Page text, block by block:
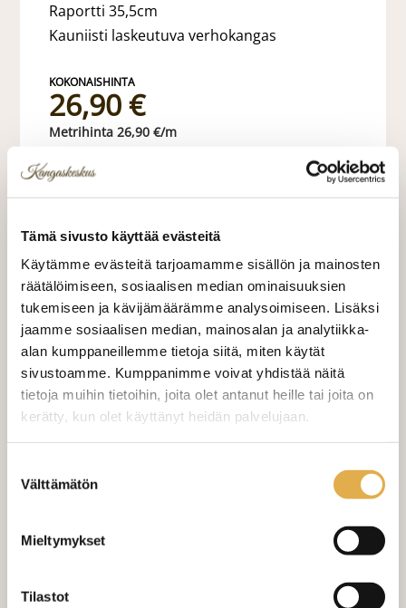
Tämä sivusto käyttää evästeitä
Käytämme evästeitä tarjoamamme sisällön ja mainosten
räätälöimiseen, sosiaalisen median ominaisuuksien
tukemiseen ja kävijämäärämme analysoimiseen. Lisäksi
jaamme sosiaalisen median, mainosalan ja analytiikka-
alan kumppaneillemme tietoja siitä, miten käytät
sivustoamme. Kumppanimme voivat yhdistää näitä
tietoja muihin tietoihin, joita olet antanut heille tai joita on
kerätty, kun olet käyttänyt heidän palvelujaan.
valinta
Välttämätön
Mieltymykset
Tilastot
Raportti 35,5cm
Kauniisti laskeutuva verhokangas
26,90 €
26,90 €/m
VALITSE KANKAAN PITUUS
Tilaa näytepala kankaasta
Näytepalan hinta 1,50 €. Koko n. 10x10 cm.
Valitse mukaan ompelupalvelu
(sis. työn ja tarvikkeet)
VERHOJEN MÄÄRÄ:
+ 22,00 €
Purjerengasverho leveys max 150
+ 42,00 €
+ 4,00 €